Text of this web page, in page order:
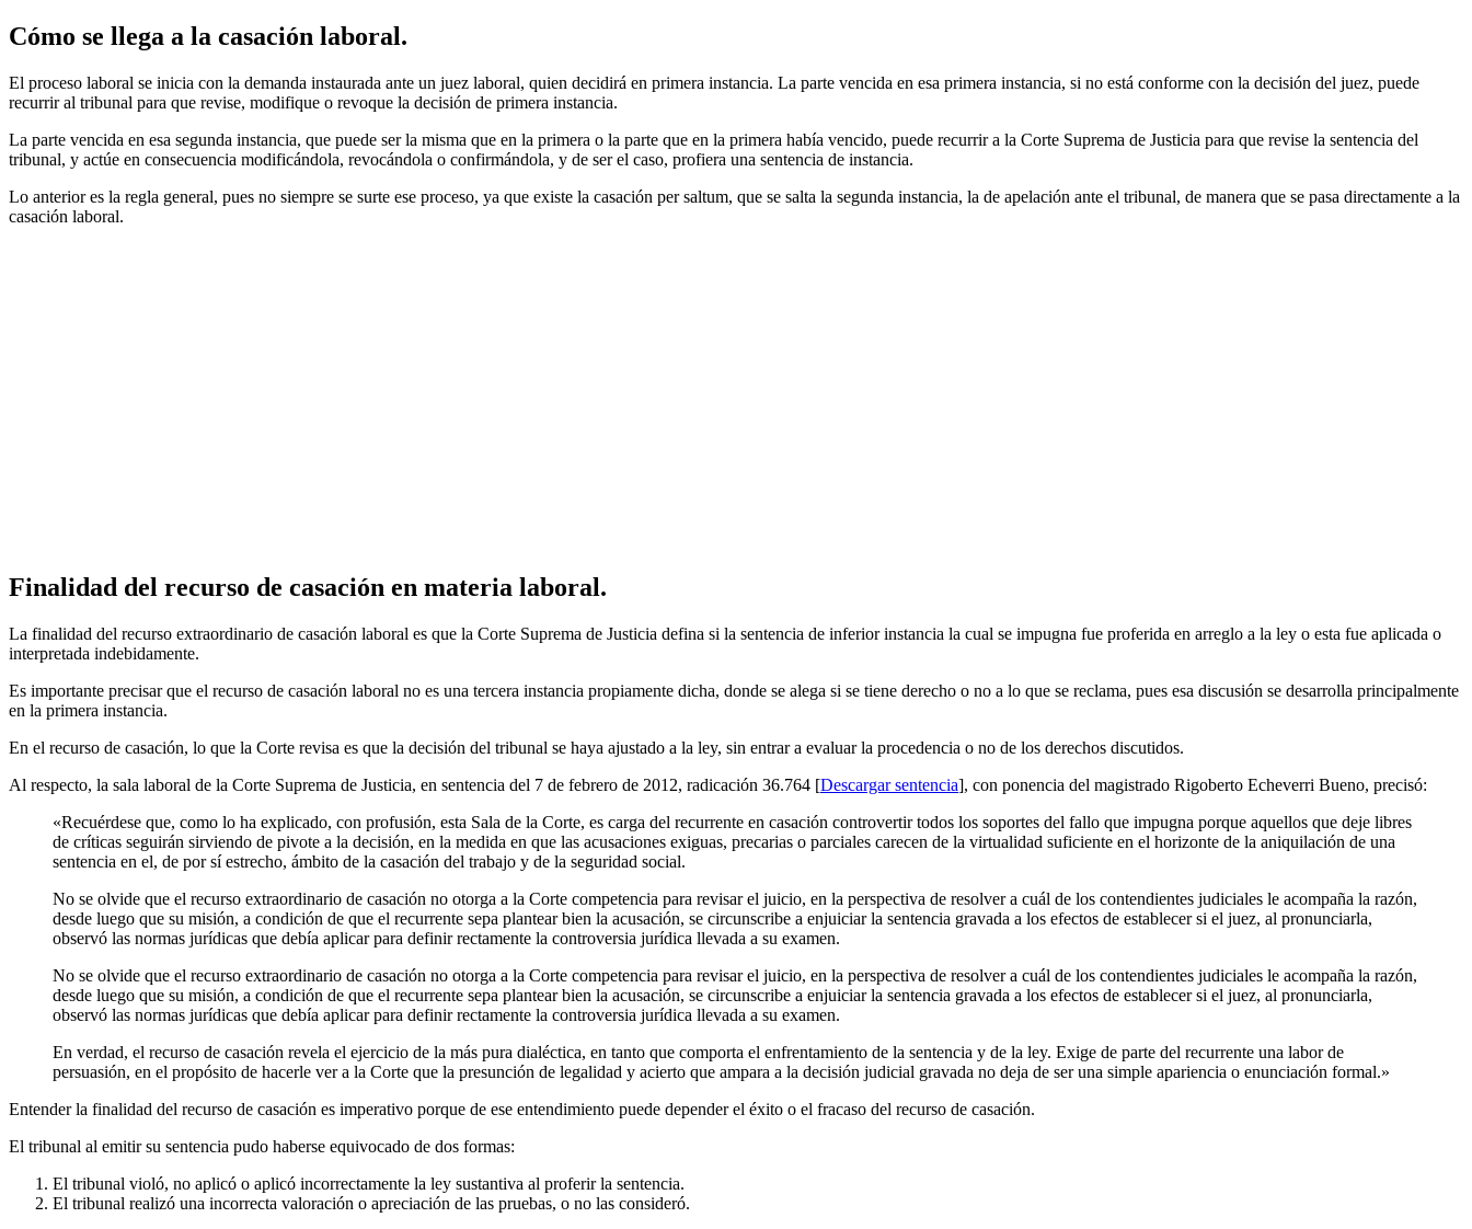
Cómo se llega a la casación laboral.
El proceso laboral se inicia con la demanda instaurada ante un juez laboral, quien decidirá en primera instancia. La parte vencida en esa primera instancia, si no está conforme con la decisión del juez, puede
recurrir al tribunal para que revise, modifique o revoque la decisión de primera instancia.
La parte vencida en esa segunda instancia, que puede ser la misma que en la primera o la parte que en la primera había vencido, puede recurrir a la Corte Suprema de Justicia para que revise la sentencia del
tribunal, y actúe en consecuencia modificándola, revocándola o confirmándola, y de ser el caso, profiera una sentencia de instancia.
Lo anterior es la regla general, pues no siempre se surte ese proceso, ya que existe la casación per saltum, que se salta la segunda instancia, la de apelación ante el tribunal, de manera que se pasa directamente a la
casación laboral.
Finalidad del recurso de casación en materia laboral.
La finalidad del recurso extraordinario de casación laboral es que la Corte Suprema de Justicia defina si la sentencia de inferior instancia la cual se impugna fue proferida en arreglo a la ley o esta fue aplicada o
interpretada indebidamente.
Es importante precisar que el recurso de casación laboral no es una tercera instancia propiamente dicha, donde se alega si se tiene derecho o no a lo que se reclama, pues esa discusión se desarrolla principalmente
en la primera instancia.
En el recurso de casación, lo que la Corte revisa es que la decisión del tribunal se haya ajustado a la ley, sin entrar a evaluar la procedencia o no de los derechos discutidos.
Al respecto, la sala laboral de la Corte Suprema de Justicia, en sentencia del 7 de febrero de 2012, radicación 36.764 [Descargar sentencia], con ponencia del magistrado Rigoberto Echeverri Bueno, precisó:
«Recuérdese que, como lo ha explicado, con profusión, esta Sala de la Corte, es carga del recurrente en casación controvertir todos los soportes del fallo que impugna porque aquellos que deje libres
de críticas seguirán sirviendo de pivote a la decisión, en la medida en que las acusaciones exiguas, precarias o parciales carecen de la virtualidad suficiente en el horizonte de la aniquilación de una
sentencia en el, de por sí estrecho, ámbito de la casación del trabajo y de la seguridad social.
No se olvide que el recurso extraordinario de casación no otorga a la Corte competencia para revisar el juicio, en la perspectiva de resolver a cuál de los contendientes judiciales le acompaña la razón,
desde luego que su misión, a condición de que el recurrente sepa plantear bien la acusación, se circunscribe a enjuiciar la sentencia gravada a los efectos de establecer si el juez, al pronunciarla,
observó las normas jurídicas que debía aplicar para definir rectamente la controversia jurídica llevada a su examen.
No se olvide que el recurso extraordinario de casación no otorga a la Corte competencia para revisar el juicio, en la perspectiva de resolver a cuál de los contendientes judiciales le acompaña la razón,
desde luego que su misión, a condición de que el recurrente sepa plantear bien la acusación, se circunscribe a enjuiciar la sentencia gravada a los efectos de establecer si el juez, al pronunciarla,
observó las normas jurídicas que debía aplicar para definir rectamente la controversia jurídica llevada a su examen.
En verdad, el recurso de casación revela el ejercicio de la más pura dialéctica, en tanto que comporta el enfrentamiento de la sentencia y de la ley. Exige de parte del recurrente una labor de
persuasión, en el propósito de hacerle ver a la Corte que la presunción de legalidad y acierto que ampara a la decisión judicial gravada no deja de ser una simple apariencia o enunciación formal.»
Entender la finalidad del recurso de casación es imperativo porque de ese entendimiento puede depender el éxito o el fracaso del recurso de casación.
El tribunal al emitir su sentencia pudo haberse equivocado de dos formas:
El tribunal violó, no aplicó o aplicó incorrectamente la ley sustantiva al proferir la sentencia.
El tribunal realizó una incorrecta valoración o apreciación de las pruebas, o no las consideró.